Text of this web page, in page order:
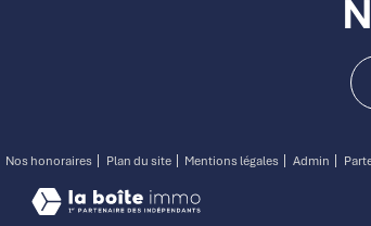
Nos honoraires Plan du site Mentions légales Admin